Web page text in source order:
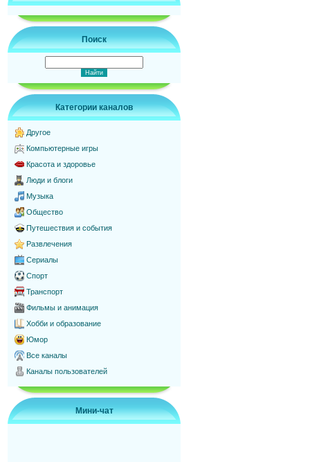
Поиск
Категории каналов
Другое
Компьютерные игры
Красота и здоровье
Люди и блоги
Музыка
Общество
Путешествия и события
Развлечения
Сериалы
Спорт
Транспорт
Фильмы и анимация
Хобби и образование
Юмор
Все каналы
Каналы пользователей
Мини-чат